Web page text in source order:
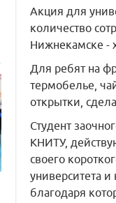
Акция для
количество
Нижнекамске -
Для ребят на
термобелье,
открытки,
Студент
КНИТУ,
своего
университета
благодаря